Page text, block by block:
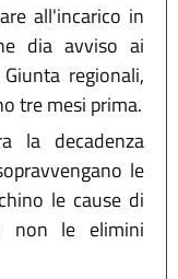
all'incarico in
dia avviso ai
regionali,
tre mesi prima.
la decadenza
le
le cause di
non le elimini